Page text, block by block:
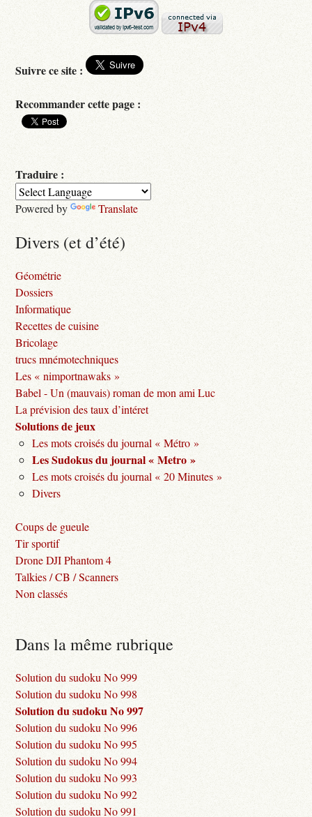
Suivre ce site :
Recommander cette page :
Traduire :
Powered by Translate
Divers (et d’été)
Géométrie
Dossiers
Informatique
Recettes de cuisine
Bricolage
trucs mnémotechniques
Les « nimportnawaks »
Babel - Un (mauvais) roman de mon ami Luc
La prévision des taux d’intéret
Solutions de jeux
Les mots croisés du journal « Métro »
Les Sudokus du journal « Metro »
Les mots croisés du journal « 20 Minutes »
Divers
Coups de gueule
Tir sportif
Drone DJI Phantom 4
Talkies / CB / Scanners
Non classés
Dans la même rubrique
Solution du sudoku No 999
Solution du sudoku No 998
Solution du sudoku No 997
Solution du sudoku No 996
Solution du sudoku No 995
Solution du sudoku No 994
Solution du sudoku No 993
Solution du sudoku No 992
Solution du sudoku No 991